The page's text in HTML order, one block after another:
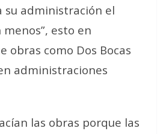
su administración el
esto en
obras como Dos Bocas
administraciones
las obras porque las